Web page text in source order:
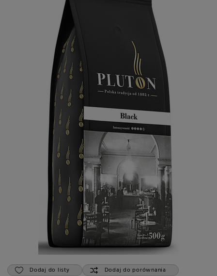
Dodaj do listy Dodaj do porównania